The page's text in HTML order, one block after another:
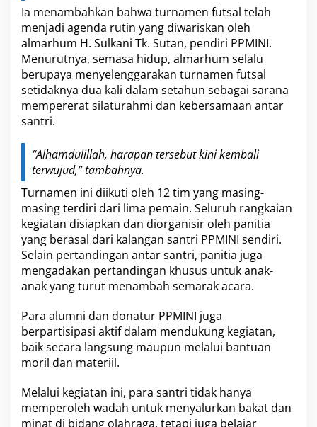
Ia menambahkan bahwa turnamen futsal telah
menjadi agenda rutin yang diwariskan oleh
almarhum H. Sulkani Tk. Sutan, pendiri PPMINI.
Menurutnya, semasa hidup, almarhum selalu
berupaya menyelenggarakan turnamen futsal
setidaknya dua kali dalam setahun sebagai sarana
mempererat silaturahmi dan kebersamaan antar
santri.
“Alhamdulillah, harapan tersebut kini kembali
terwujud,” tambahnya.
Turnamen ini diikuti oleh 12 tim yang masing-
masing terdiri dari lima pemain. Seluruh rangkaian
kegiatan disiapkan dan diorganisir oleh panitia
yang berasal dari kalangan santri PPMINI sendiri.
Selain pertandingan antar santri, panitia juga
mengadakan pertandingan khusus untuk anak-
anak yang turut menambah semarak acara.
Para alumni dan donatur PPMINI juga
berpartisipasi aktif dalam mendukung kegiatan,
baik secara langsung maupun melalui bantuan
moril dan materiil.
Melalui kegiatan ini, para santri tidak hanya
memperoleh wadah untuk menyalurkan bakat dan
minat di bidang olahraga, tetapi juga belajar